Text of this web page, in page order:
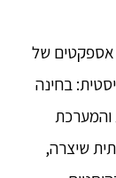
אספקטים של
בחינה
והמערכת
שיצרה,